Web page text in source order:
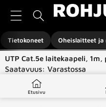
Tietokoneet Oheislaitteet
Etusivu
Siirry tuotetietoihin
UTP Cat.5e laitekaapeli, 1m,
Saatavuus: Varastossa
Tuotetyyppi: